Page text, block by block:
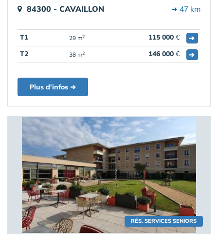
84300 - CAVAILLON ➔ 47 km
T1 29 m2 115 000 €
➔
T2
38 m2 146 000 € ➔
Plus d'infos ➔
RÉS. SERVICES SENIORS